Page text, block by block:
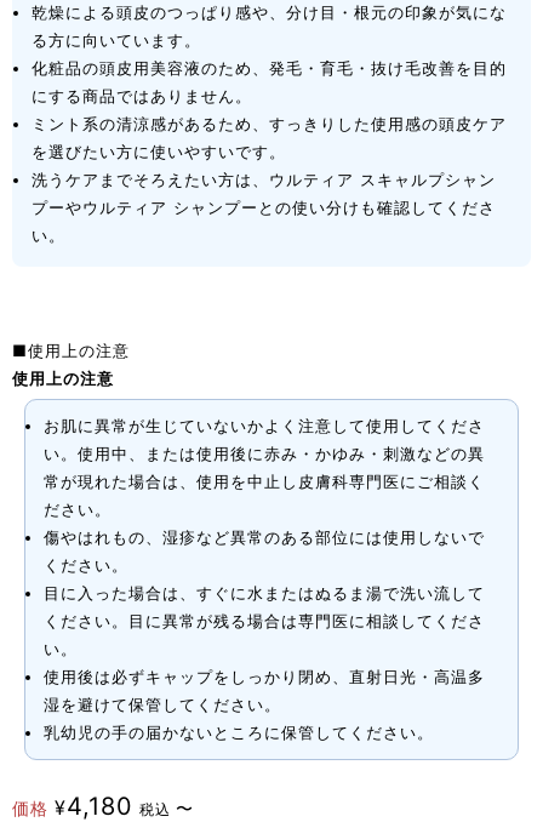
乾燥による頭皮のつっぱり感や、分け目・根元の印象が気にな
る方に向いています。
化粧品の頭皮用美容液のため、発毛・育毛・抜け毛改善を目的
にする商品ではありません。
ミント系の清涼感があるため、すっきりした使用感の頭皮ケア
を選びたい方に使いやすいです。
洗うケアまでそろえたい方は、ウルティア スキャルプシャン
プーやウルティア シャンプーとの使い分けも確認してくださ
い。
■使用上の注意
使用上の注意
お肌に異常が生じていないかよく注意して使用してくださ
い。使用中、または使用後に赤み・かゆみ・刺激などの異
常が現れた場合は、使用を中止し皮膚科専門医にご相談く
ださい。
傷やはれもの、湿疹など異常のある部位には使用しないで
ください。
目に入った場合は、すぐに水またはぬるま湯で洗い流して
ください。目に異常が残る場合は専門医に相談してくださ
い。
使用後は必ずキャップをしっかり閉め、直射日光・高温多
湿を避けて保管してください。
乳幼児の手の届かないところに保管してください。
価格 ¥4,180 税込 〜